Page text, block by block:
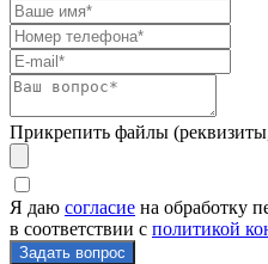
Прикрепить файлы
Я даю согласие на обработку
в соответствии с политикой